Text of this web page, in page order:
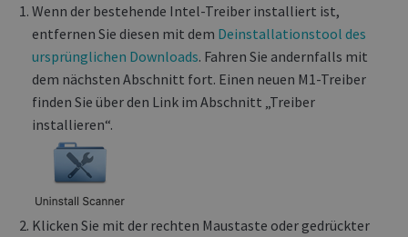
Wenn der bestehende Intel-Treiber installiert ist,
entfernen Sie diesen mit dem Deinstallationstool des
ursprünglichen Downloads. Fahren Sie andernfalls mit
dem nächsten Abschnitt fort. Einen neuen M1-Treiber
finden Sie über den Link im Abschnitt „Treiber
installieren“.
Klicken Sie mit der rechten Maustaste oder gedrückter